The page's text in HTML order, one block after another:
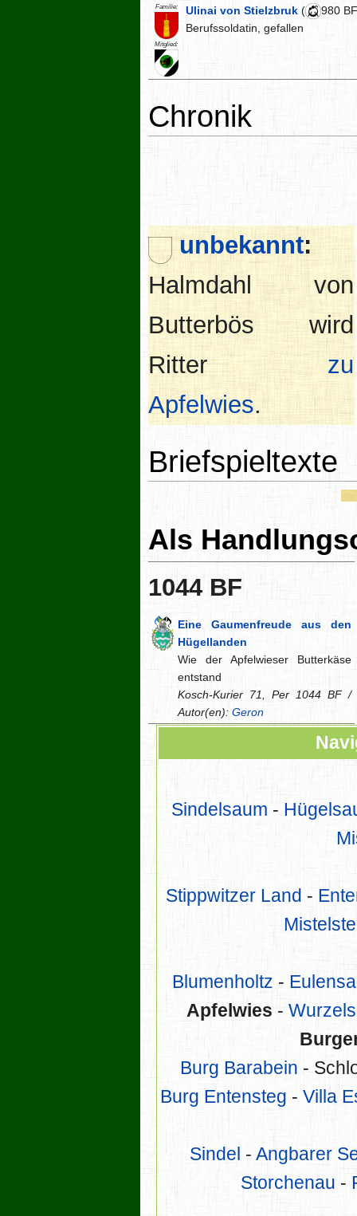
Familie:
Mitglied:
Ulinai von Stielzbruk (
980
Berufssoldatin, gefallen
Chronik
unbekannt:
Halmdahl von
Butterbös wird
Ritter zu
Apfelwies.
Briefspieltexte
Als
1044 BF
Eine Gaumenfreude aus den
Hügellanden
Wie der Apfelwieser Butterkäse
entstand
Kosch-Kurier 71, Per 1044 BF /
Autor(en): Geron
Sindelsaum -
Stippwitzer Land -
Blumenholtz -
Apfelwies -
Burg Barabein -
Burg Entensteg - Villa
Sindel -Angbarer
Storchenau -